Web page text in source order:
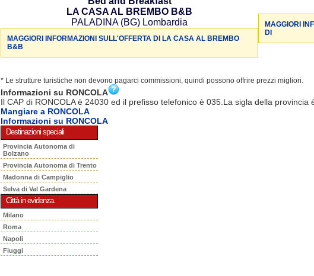
LA CASA AL BREMBO B&B
PALADINA (BG) Lombardia
MAGGIORI INFORMAZIONI SULL'OFFERTA DI LA CASA AL BREMBO
B&B
MAGGIORI
DI
* Le strutture turistiche non devono pagarci commissioni, quindi possono offrire prezzi migliori.
Informazioni su RONCOLA
Il CAP di RONCOLA è 24030 ed il prefisso telefonico è 035.La sigla della provincia
Mangiare a RONCOLA
Informazioni su RONCOLA
Destinazioni speciali
Provincia Autonoma di
Bolzano
Provincia Autonoma di Trento
Madonna di Campiglio
Selva di Val Gardena
Città in evidenza.
Milano
Roma
Napoli
Fiuggi